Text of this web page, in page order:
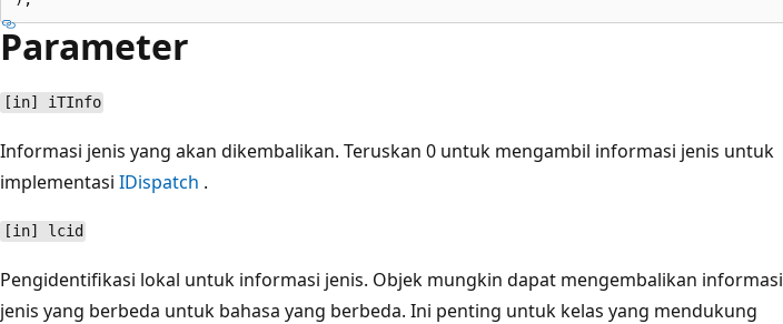
Parameter
[in] iTInfo
Informasi jenis yang akan dikembalikan. Teruskan 0 untuk mengambil informasi jenis untuk
implementasi IDispatch .
[in] lcid
Pengidentifikasi lokal untuk informasi jenis. Objek mungkin dapat mengembalikan informasi
jenis yang berbeda untuk bahasa yang berbeda. Ini penting untuk kelas yang mendukung